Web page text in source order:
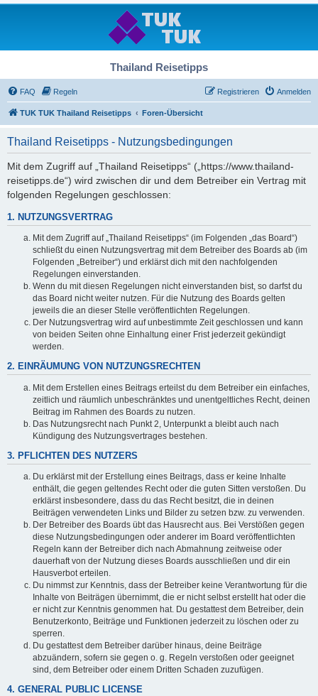
Thailand Reisetipps
FAQ Regeln Anmelden
Registrieren
TUK TUK Thailand Reisetipps Foren-Übersicht
Thailand Reisetipps - Nutzungsbedingungen
Mit dem Zugriff auf „Thailand Reisetipps“ („https://www.thailand-
reisetipps.de“) wird zwischen dir und dem Betreiber ein Vertrag mit
folgenden Regelungen geschlossen:
1. NUTZUNGSVERTRAG
Mit dem Zugriff auf „Thailand Reisetipps“ (im Folgenden „das Board“)
schließt du einen Nutzungsvertrag mit dem Betreiber des Boards ab (im
Folgenden „Betreiber“) und erklärst dich mit den nachfolgenden
Regelungen einverstanden.
Wenn du mit diesen Regelungen nicht einverstanden bist, so darfst du
das Board nicht weiter nutzen. Für die Nutzung des Boards gelten
jeweils die an dieser Stelle veröffentlichten Regelungen.
Der Nutzungsvertrag wird auf unbestimmte Zeit geschlossen und kann
von beiden Seiten ohne Einhaltung einer Frist jederzeit gekündigt
werden.
2. EINRÄUMUNG VON NUTZUNGSRECHTEN
Mit dem Erstellen eines Beitrags erteilst du dem Betreiber ein einfaches,
zeitlich und räumlich unbeschränktes und unentgeltliches Recht, deinen
Beitrag im Rahmen des Boards zu nutzen.
Das Nutzungsrecht nach Punkt 2, Unterpunkt a bleibt auch nach
Kündigung des Nutzungsvertrages bestehen.
3. PFLICHTEN DES NUTZERS
Du erklärst mit der Erstellung eines Beitrags, dass er keine Inhalte
enthält, die gegen geltendes Recht oder die guten Sitten verstoßen. Du
erklärst insbesondere, dass du das Recht besitzt, die in deinen
Beiträgen verwendeten Links und Bilder zu setzen bzw. zu verwenden.
Der Betreiber des Boards übt das Hausrecht aus. Bei Verstößen gegen
diese Nutzungsbedingungen oder anderer im Board veröffentlichten
Regeln kann der Betreiber dich nach Abmahnung zeitweise oder
dauerhaft von der Nutzung dieses Boards ausschließen und dir ein
Hausverbot erteilen.
Du nimmst zur Kenntnis, dass der Betreiber keine Verantwortung für die
Inhalte von Beiträgen übernimmt, die er nicht selbst erstellt hat oder die
er nicht zur Kenntnis genommen hat. Du gestattest dem Betreiber, dein
Benutzerkonto, Beiträge und Funktionen jederzeit zu löschen oder zu
sperren.
Du gestattest dem Betreiber darüber hinaus, deine Beiträge
abzuändern, sofern sie gegen o. g. Regeln verstoßen oder geeignet
sind, dem Betreiber oder einem Dritten Schaden zuzufügen.
4. GENERAL PUBLIC LICENSE